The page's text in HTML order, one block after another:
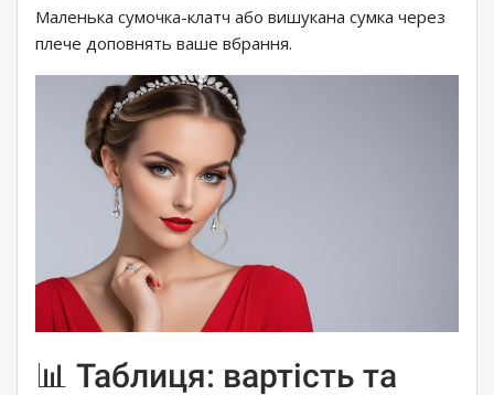
Маленька сумочка-клатч або вишукана сумка через
плече доповнять ваше вбрання.
📊 Таблиця: вартість та